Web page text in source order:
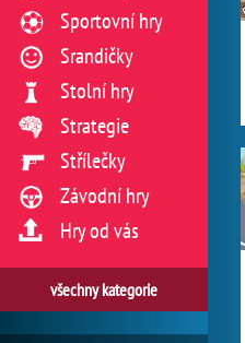
Sportovní hry
Srandičky
Stolní hry
Strategie
Střílečky
Závodní hry
Hry od vás
všechny kategorie